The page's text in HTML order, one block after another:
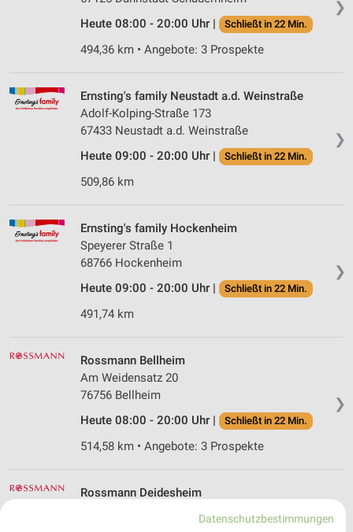
❯
Heute 08:00 - 20:00 Uhr |
Schließt in 22 Min.
494,36 km • Angebote: 3 Prospekte
❯
Ernsting's family Neustadt a.d. Weinstraße
Adolf-Kolping-Straße 173
67433 Neustadt a.d. Weinstraße
Heute 09:00 - 20:00 Uhr |
Schließt in 22 Min.
509,86 km
❯
Ernsting's family Hockenheim
Speyerer Straße 1
68766 Hockenheim
Heute 09:00 - 20:00 Uhr |
Schließt in 22 Min.
491,74 km
❯
Rossmann Bellheim
Am Weidensatz 20
76756 Bellheim
Heute 08:00 - 20:00 Uhr |
Schließt in 22 Min.
514,58 km • Angebote: 3 Prospekte
Rossmann Deidesheim
Datenschutzbestimmungen